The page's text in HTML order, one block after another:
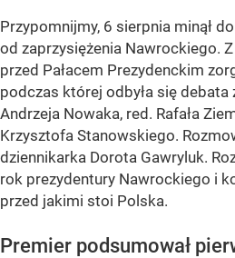
Przypomnijmy, 6 sierpnia minął
od zaprzysiężenia Nawrockiego.
przed Pałacem Prezydenckim
podczas której odbyła się debata
Andrzeja Nowaka, red. Rafała
Krzysztofa Stanowskiego.
dziennikarka Dorota Gawryluk.
rok prezydentury Nawrockiego i
przed jakimi stoi Polska.
Premier podsumował